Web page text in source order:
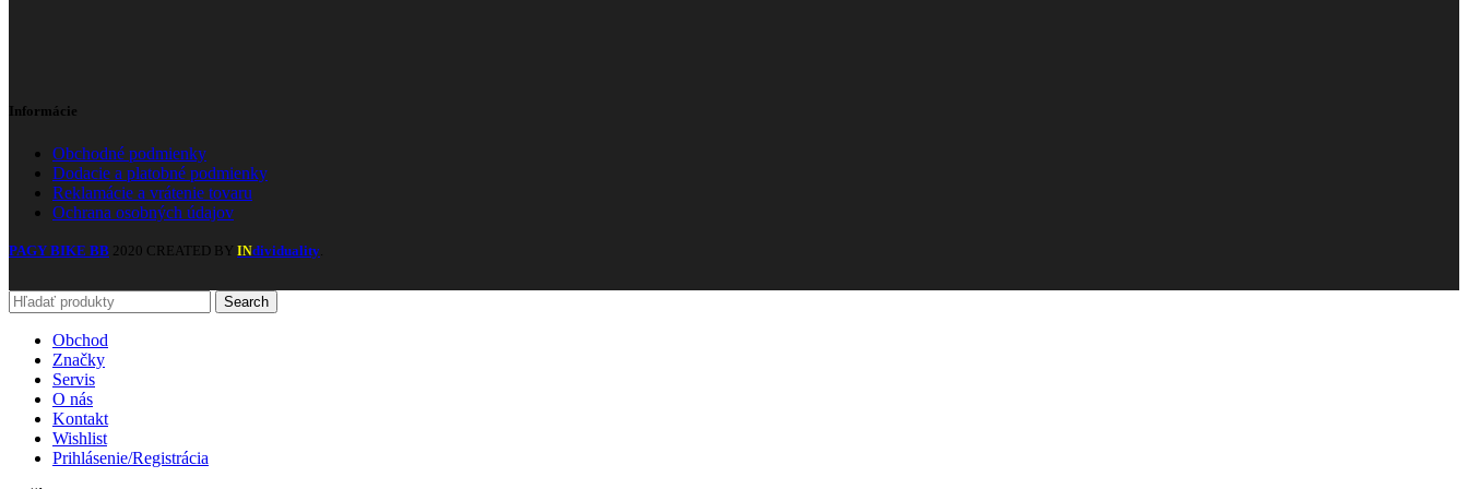
Informácie
Obchodné podmienky
Dodacie a platobné podmienky
Reklamácie a vrátenie tovaru
Ochrana osobných údajov
PAGY BIKE BB 2020 CREATED BY INdividuality.
Search
Obchod
Značky
Servis
O nás
Kontakt
Wishlist
Prihlásenie/Registrácia